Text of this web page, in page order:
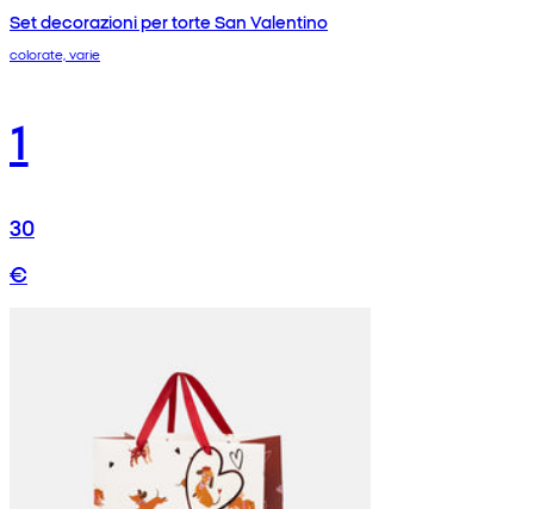
Set decorazioni per torte San Valentino
colorate, varie
1
30
€